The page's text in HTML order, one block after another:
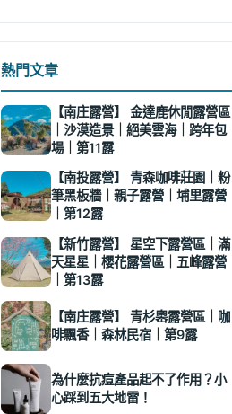
熱門文章
【南庄露營】 金達鹿休閒露營區
｜沙漠造景｜絕美雲海｜跨年包
場｜第11露
【南投露營】 青森咖啡莊園｜粉
筆黑板牆｜親子露營｜埔里露營
｜第12露
【新竹露營】 星空下露營區｜滿
天星星｜櫻花露營區｜五峰露營
｜第13露
【南庄露營】 青杉嶴露營區｜咖
啡飄香｜森林民宿｜第9露
為什麼抗痘產品起不了作用？小
心踩到五大地雷！